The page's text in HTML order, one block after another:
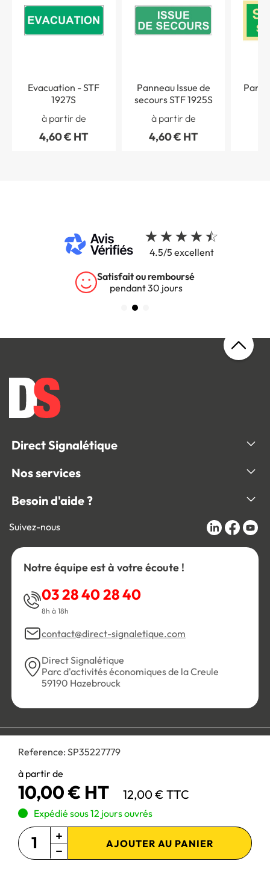
Reference: SP35227779
à partir de
10,00 € HT 12,00 € TTC
Expédié sous 12 jours ouvrés
AJOUTER AU PANIER
Evacuation - STF
1927S
à partir de
4,60 € HT
Panneau Issue de
secours STF 1925S
à partir de
4,60 € HT
4.5/5 excellent
Satisfait ou remboursé
pendant 30 jours
Direct Signalétique
Nos services
Besoin d'aide ?
Suivez-nous
Notre équipe est à votre écoute !
03 28 40 28 40
8h à 18h
contact@direct-signaletique.com
Direct Signalétique
Parc d'activités économiques de la Creule
59190 Hazebrouck
Personnaliser les cookies
Paiement 100% sécurisé :
Site réservé aux professionnels